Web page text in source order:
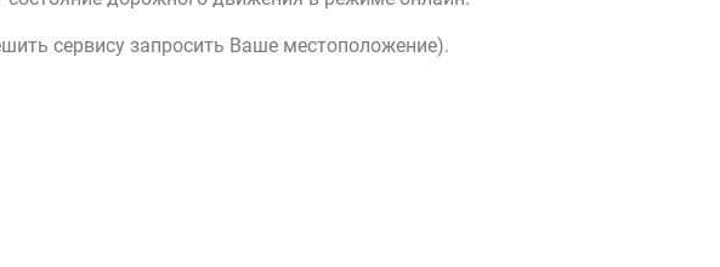
сервису запросить Ваше местоположение).